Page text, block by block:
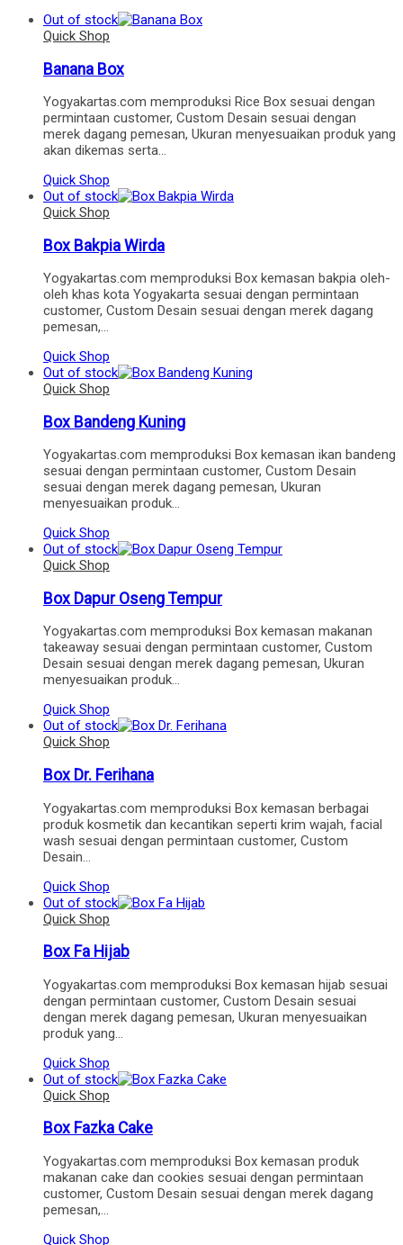
Out of stock
Quick Shop
Banana Box
Yogyakartas.com memproduksi Rice Box sesuai dengan
permintaan customer, Custom Desain sesuai dengan
merek dagang pemesan, Ukuran menyesuaikan produk yang
akan dikemas serta…
Quick Shop
Out of stock
Quick Shop
Box Bakpia Wirda
Yogyakartas.com memproduksi Box kemasan bakpia oleh-
oleh khas kota Yogyakarta sesuai dengan permintaan
customer, Custom Desain sesuai dengan merek dagang
pemesan,…
Quick Shop
Out of stock
Quick Shop
Box Bandeng Kuning
Yogyakartas.com memproduksi Box kemasan ikan bandeng
sesuai dengan permintaan customer, Custom Desain
sesuai dengan merek dagang pemesan, Ukuran
menyesuaikan produk…
Quick Shop
Out of stock
Quick Shop
Box Dapur Oseng Tempur
Yogyakartas.com memproduksi Box kemasan makanan
takeaway sesuai dengan permintaan customer, Custom
Desain sesuai dengan merek dagang pemesan, Ukuran
menyesuaikan produk…
Quick Shop
Out of stock
Quick Shop
Box Dr. Ferihana
Yogyakartas.com memproduksi Box kemasan berbagai
produk kosmetik dan kecantikan seperti krim wajah, facial
wash sesuai dengan permintaan customer, Custom
Desain…
Quick Shop
Out of stock
Quick Shop
Box Fa Hijab
Yogyakartas.com memproduksi Box kemasan hijab sesuai
dengan permintaan customer, Custom Desain sesuai
dengan merek dagang pemesan, Ukuran menyesuaikan
produk yang…
Quick Shop
Out of stock
Quick Shop
Box Fazka Cake
Yogyakartas.com memproduksi Box kemasan produk
makanan cake dan cookies sesuai dengan permintaan
customer, Custom Desain sesuai dengan merek dagang
pemesan,…
Quick Shop